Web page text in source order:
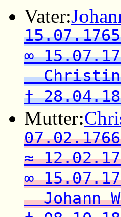
Vater:
∞
Christina
†
Mutter:
≈
∞
Johann